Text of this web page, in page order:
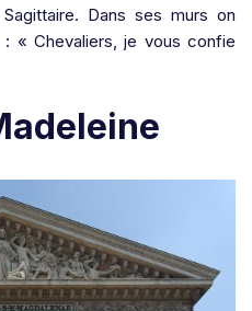
Dans ses murs on
: « Chevaliers, je vous confie